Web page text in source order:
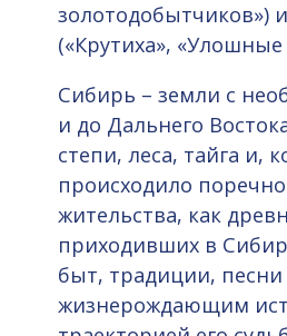
золотодобытчиков»)
(«Крутиха»,
Сибирь – земли с
и до Дальнего
степи, леса, тайга и,
происходило
жительства, как
приходивших в
быт, традиции,
жизнерождающим